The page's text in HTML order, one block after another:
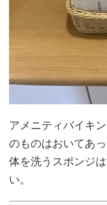
アメニティバイキ
のものはおいてあ
体を洗うスポンジ
い。